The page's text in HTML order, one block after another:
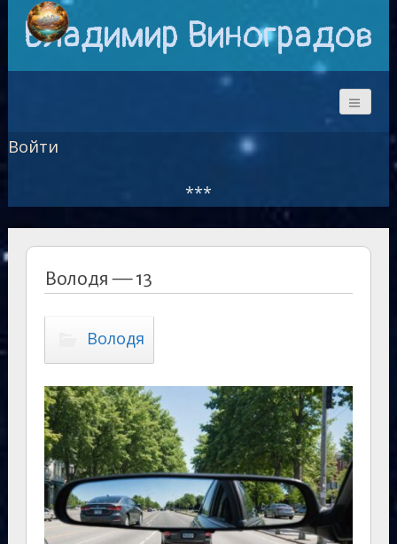
Владимир Виноградов
Войти
***
Володя — 13
Володя